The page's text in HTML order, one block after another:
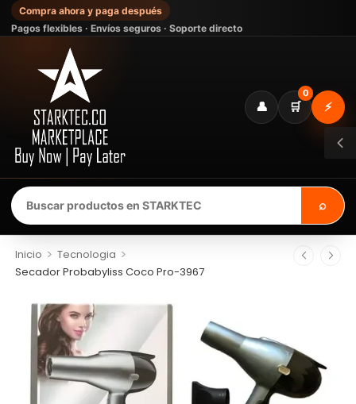
Compra ahora y paga después
Pagos flexibles · Envíos seguros · Soporte directo
👤 🛒
0
⚡
⌕
Inicio > Tecnologia >
Secador Probabyliss Coco Pro-3967